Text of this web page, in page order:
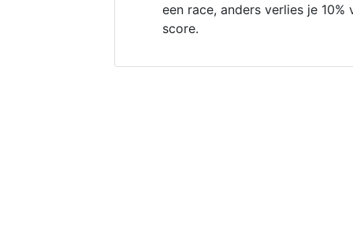
een race, anders verlies je 10%
score.